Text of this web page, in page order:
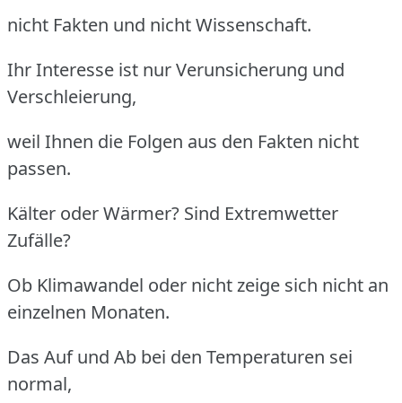
nicht Fakten und nicht Wissenschaft.
Ihr Interesse ist nur Verunsicherung und
Verschleierung,
weil Ihnen die Folgen aus den Fakten nicht
passen.
Kälter oder Wärmer? Sind Extremwetter
Zufälle?
Ob Klimawandel oder nicht zeige sich nicht an
einzelnen Monaten.
Das Auf und Ab bei den Temperaturen sei
normal,